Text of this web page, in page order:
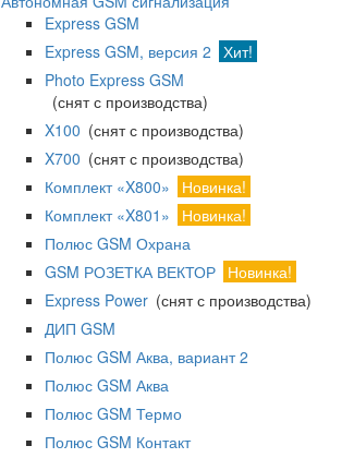
Express GSM
Express GSM, версия 2 Хит!
Photo Express GSM
(снят с производства)
X100 (снят с производства)
X700 (снят с производства)
Комплект «X800»
Новинка!
Комплект «X801»
Новинка!
Полюс GSM Охрана
GSM РОЗЕТКА ВЕКТОР Новинка!
Express Power (снят с производства)
ДИП GSM
Полюс GSM Аква, вариант 2
Полюс GSM Аква
Полюс GSM Термо
Полюс GSM Контакт